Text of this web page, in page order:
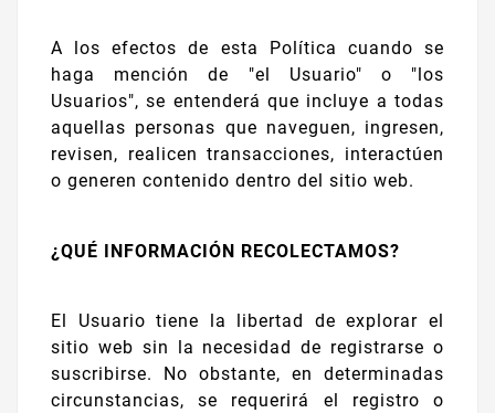
A los efectos de esta Política cuando se
haga mención de "el Usuario" o "los
Usuarios", se entenderá que incluye a todas
aquellas personas que naveguen, ingresen,
revisen, realicen transacciones, interactúen
o generen contenido dentro del sitio web.
¿QUÉ INFORMACIÓN RECOLECTAMOS?
El Usuario tiene la libertad de explorar el
sitio web sin la necesidad de registrarse o
suscribirse. No obstante, en determinadas
circunstancias, se requerirá el registro o